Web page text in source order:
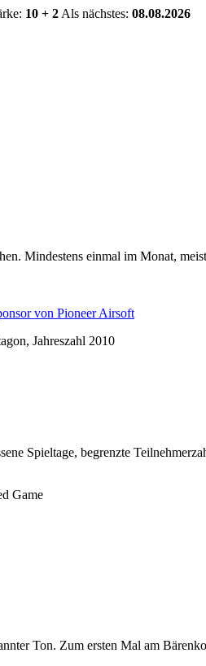
10 + 2 Als nächstes: 08.08.2026
Mindestens einmal im Monat,
Spieltage, begrenzte
Game
Ton. Zum ersten Mal am